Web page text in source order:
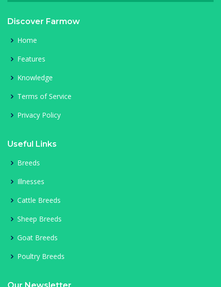
Discover Farmow
Home
Features
Knowledge
Terms of Service
Privacy Policy
Useful Links
Breeds
Illnesses
Cattle Breeds
Sheep Breeds
Goat Breeds
Poultry Breeds